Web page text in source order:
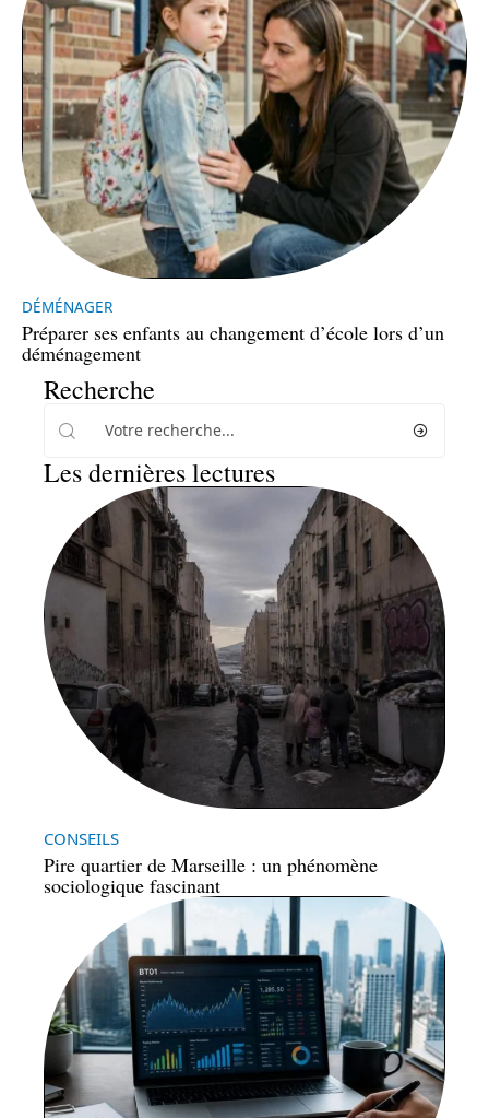
DÉMÉNAGER
Préparer ses enfants au changement d’école lors d’un
déménagement
Recherche
Les dernières lectures
CONSEILS
Pire quartier de Marseille : un phénomène
sociologique fascinant